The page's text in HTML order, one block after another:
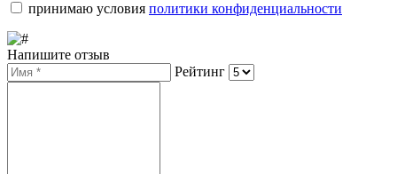
принимаю условия политики конфиденциальности
Напишите отзыв
Рейтинг